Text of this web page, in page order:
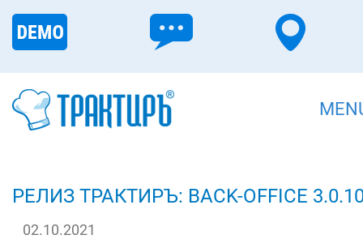
РЕЛИЗ ТРАКТИРЪ: BACK-OFFICE
02.10.2021